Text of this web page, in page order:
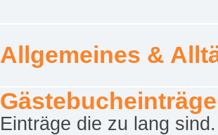
Allgemeines &
Gästebucheinträge
Einträge die zu lang